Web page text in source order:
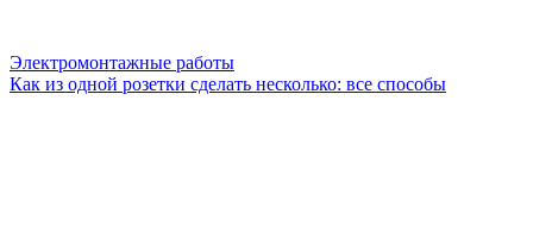
Электромонтажные работы
Как из одной розетки сделать несколько: все способы